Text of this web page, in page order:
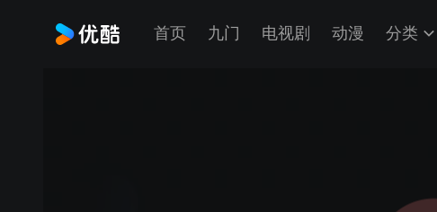
首页 九门 电视剧 动漫 分类